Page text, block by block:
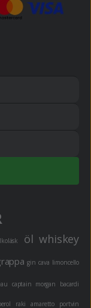
öl whiskey
gin cava limoncello
captain morgan bacardi
raki amaretto portvin